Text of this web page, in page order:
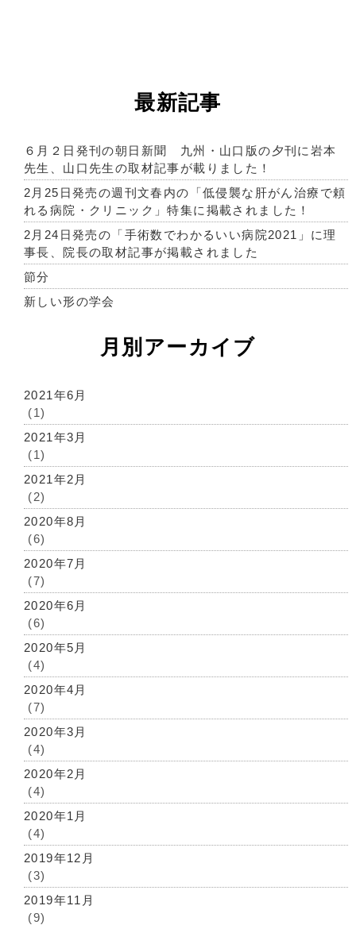
最新記事
６月２日発刊の朝日新聞 九州・山口版の夕刊に岩本
先生、山口先生の取材記事が載りました！
2月25日発売の週刊文春内の「低侵襲な肝がん治療で頼
れる病院・クリニック」特集に掲載されました！
2月24日発売の「手術数でわかるいい病院2021」に理
事長、院長の取材記事が掲載されました
節分
新しい形の学会
月別アーカイブ
2021年6月
(1)
2021年3月
(1)
2021年2月
(2)
2020年8月
(6)
2020年7月
(7)
2020年6月
(6)
2020年5月
(4)
2020年4月
(7)
2020年3月
(4)
2020年2月
(4)
2020年1月
(4)
2019年12月
(3)
2019年11月
(9)